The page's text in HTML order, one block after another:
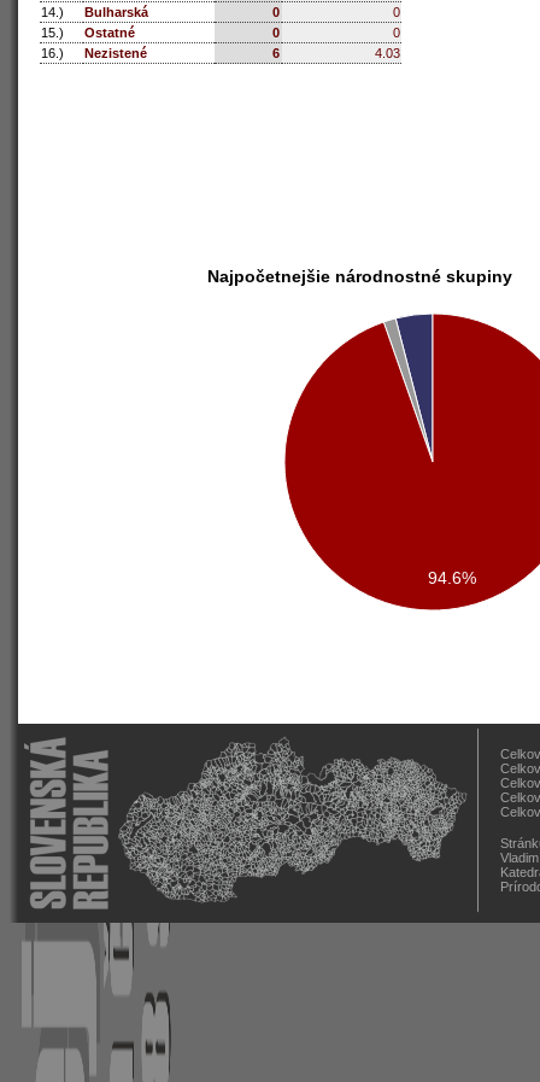
14.)
Bulharská 0
0
15.)
Ostatné 0
0
16.)
Nezistené 6 4.03
Najpočetnejšie národnostné skupiny
94.6%